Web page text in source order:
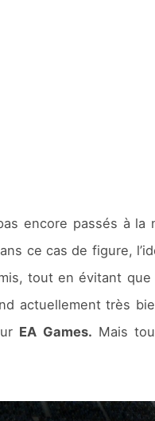
encore passés à
ce cas de figure,
tout en évitant que
actuellement très
EA Games. Mais